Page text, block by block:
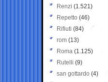
Renzi (1.521)
Repetto (46)
Rifiuti (84)
rom (13)
Roma (1.125)
Rutelli (9)
san gottardo (4)